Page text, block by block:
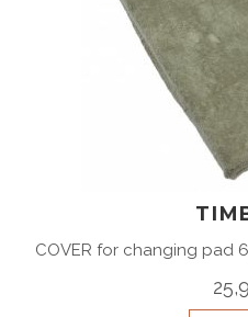
COVER for changing pad